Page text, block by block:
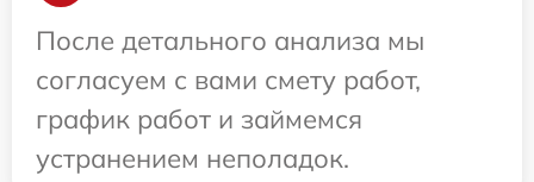
После детального анализа мы
согласуем с вами смету работ,
график работ и займемся
устранением неполадок.